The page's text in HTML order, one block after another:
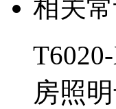
相关
房照